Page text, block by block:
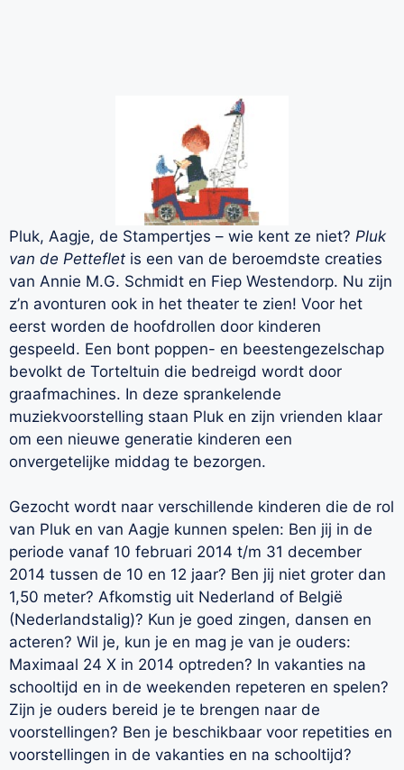
Pluk, Aagje, de Stampertjes – wie kent ze niet? Pluk
van de Petteflet is een van de beroemdste creaties
van Annie M.G. Schmidt en Fiep Westendorp. Nu zijn
z’n avonturen ook in het theater te zien! Voor het
eerst worden de hoofdrollen door kinderen
gespeeld. Een bont poppen- en beestengezelschap
bevolkt de Torteltuin die bedreigd wordt door
graafmachines. In deze sprankelende
muziekvoorstelling staan Pluk en zijn vrienden klaar
om een nieuwe generatie kinderen een
onvergetelijke middag te bezorgen.
Gezocht wordt naar verschillende kinderen die de rol
van Pluk en van Aagje kunnen spelen: Ben jij in de
periode vanaf 10 februari 2014 t/m 31 december
2014 tussen de 10 en 12 jaar? Ben jij niet groter dan
1,50 meter? Afkomstig uit Nederland of België
(Nederlandstalig)? Kun je goed zingen, dansen en
acteren? Wil je, kun je en mag je van je ouders:
Maximaal 24 X in 2014 optreden? In vakanties na
schooltijd en in de weekenden repeteren en spelen?
Zijn je ouders bereid je te brengen naar de
voorstellingen? Ben je beschikbaar voor repetities en
voorstellingen in de vakanties en na schooltijd?